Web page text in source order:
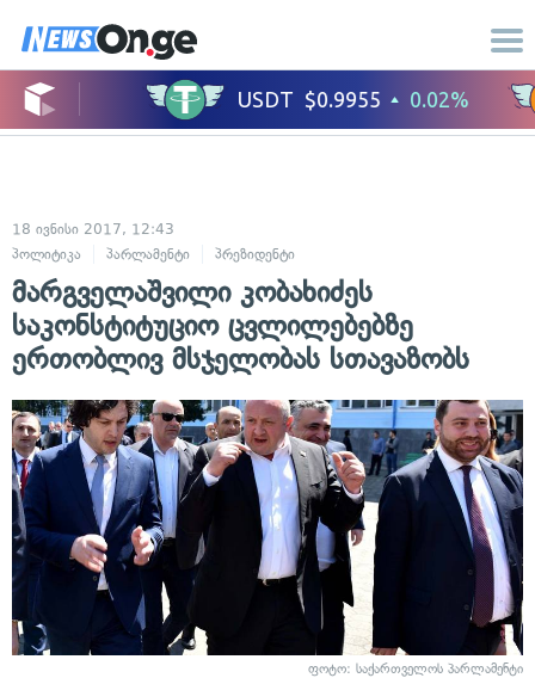
18 ივნისი 2017, 12:43
პოლიტიკა
პარლამენტი პრეზიდენტი
მარგველაშვილი კობახიძეს
საკონსტიტუციო ცვლილებებზე
ერთობლივ მსჯელობას სთავაზობს
ფოტო: საქართველოს პარლამენტი